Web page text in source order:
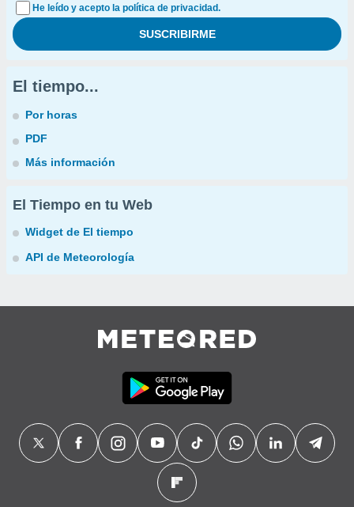
He leído y acepto la política de privacidad.
El tiempo...
Por horas
PDF
Más información
El Tiempo en tu Web
Widget de El tiempo
API de Meteorología